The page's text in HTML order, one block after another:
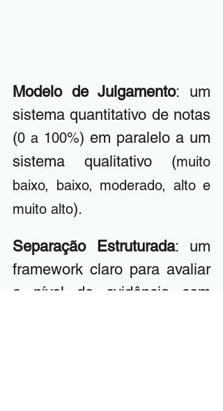
Modelo de Julgamento: um
sistema quantitativo de notas
(0 a 100%) em paralelo a um
sistema qualitativo (muito
baixo, baixo, moderado, alto e
muito alto).
Separação Estruturada: um
framework claro para avaliar
o nível de evidência com